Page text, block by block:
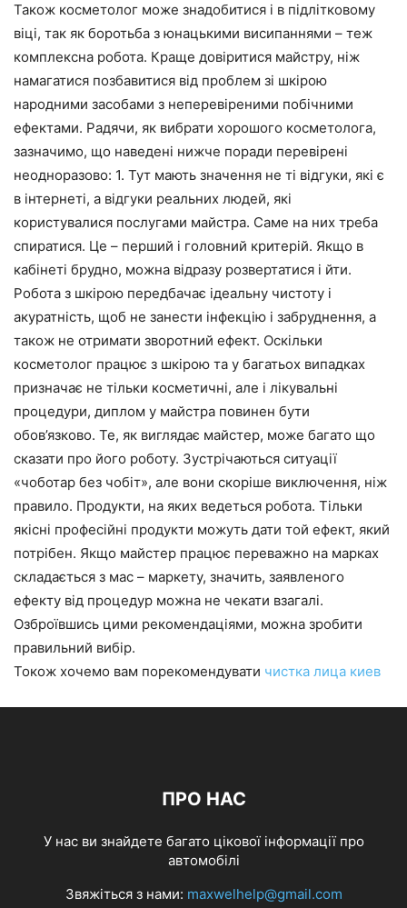
Також косметолог може знадобитися і в підлітковому
віці, так як боротьба з юнацькими висипаннями – теж
комплексна робота. Краще довіритися майстру, ніж
намагатися позбавитися від проблем зі шкірою
народними засобами з неперевіреними побічними
ефектами. Радячи, як вибрати хорошого косметолога,
зазначимо, що наведені нижче поради перевірені
неодноразово: 1. Тут мають значення не ті відгуки, які є
в інтернеті, а відгуки реальних людей, які
користувалися послугами майстра. Саме на них треба
спиратися. Це – перший і головний критерій. Якщо в
кабінеті брудно, можна відразу розвертатися і йти.
Робота з шкірою передбачає ідеальну чистоту і
акуратність, щоб не занести інфекцію і забруднення, а
також не отримати зворотний ефект. Оскільки
косметолог працює з шкірою та у багатьох випадках
призначає не тільки косметичні, але і лікувальні
процедури, диплом у майстра повинен бути
обов’язково. Те, як виглядає майстер, може багато що
сказати про його роботу. Зустрічаються ситуації
«чоботар без чобіт», але вони скоріше виключення, ніж
правило. Продукти, на яких ведеться робота. Тільки
якісні професійні продукти можуть дати той ефект, який
потрібен. Якщо майстер працює переважно на марках
складається з мас – маркету, значить, заявленого
ефекту від процедур можна не чекати взагалі.
Озброївшись цими рекомендаціями, можна зробити
правильний вибір.
Токож хочемо вам порекомендувати чистка лица киев
ПРО НАС
У нас ви знайдете багато цікової інформації про
автомобілі
Звяжіться з нами: maxwelhelp@gmail.com